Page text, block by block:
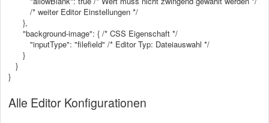
/* weiter Editor Einstellungen */
},
"background-image": { /* CSS Eigenschaft */
"inputType": "filefield" /* Editor Typ: Dateiauswahl */
}
}
}
Alle Editor Konfigurationen